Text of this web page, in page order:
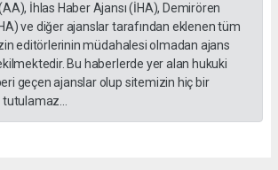
İhlas Haber Ajansı (İHA), Demirören
ve diğer ajanslar tarafından eklenen tüm
editörlerinin müdahalesi olmadan ajans
Bu haberlerde yer alan hukuki
geçen ajanslar olup sitemizin hiç bir